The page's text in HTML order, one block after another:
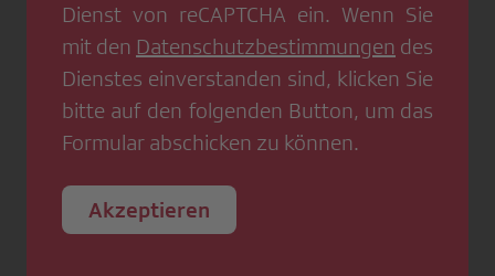
Dienst von reCAPTCHA ein. Wenn Sie
mit den Datenschutzbestimmungen des
Dienstes einverstanden sind, klicken Sie
bitte auf den folgenden Button, um das
Formular abschicken zu können.
Akzeptieren